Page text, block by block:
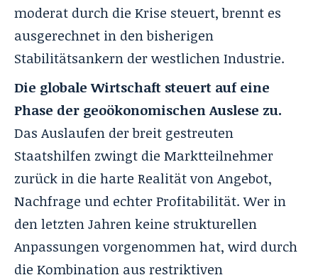
moderat durch die Krise steuert, brennt es
ausgerechnet in den bisherigen
Stabilitätsankern der westlichen Industrie.
Die globale Wirtschaft steuert auf eine
Phase der geoökonomischen Auslese zu.
Das Auslaufen der breit gestreuten
Staatshilfen zwingt die Marktteilnehmer
zurück in die harte Realität von Angebot,
Nachfrage und echter Profitabilität. Wer in
den letzten Jahren keine strukturellen
Anpassungen vorgenommen hat, wird durch
die Kombination aus restriktiven